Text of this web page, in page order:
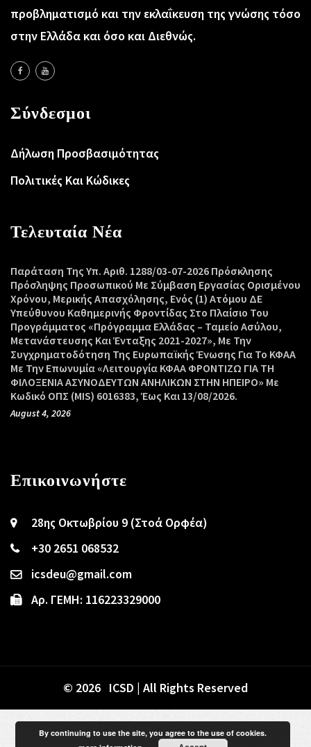
προβληματισμό και την εκλαΐκευση της γνώσης τόσο
στην Ελλάδα και όσο και Διεθνώς.
Σύνδεσμοι
Δήλωση Προσβασιμότητας
Πολιτικές Και Κώδικες
Τελευταία Νέα
Παράταση Της Υπ. Αριθ. 1288/03-07-2026 Πρόσκλησης
Πρόσληψης Προσωπικού Με Σύμβαση Εργασίας Ορισμένου
Χρόνου, Μερικής Απασχόλησης, Ενός (1) Ατόμου ΔΕ
Υπεύθυνου Καθημερινής Φροντίδας Στο Πλαίσιο Του
Προγράμματος «Πρόγραμμα Ελλάδας – Ταμείο Ασύλου,
Μετανάστευσης Και Ένταξης 2021-2027», Με Την
Συγχρηματοδότηση Της Ευρωπαϊκής Ένωσης Για Το ΚΦΑΑ
Με Την Επωνυμία «Λειτουργία ΚΦΑΑ ΦΡΟΝΤΙΖΩ ΓΙΑ ΤΗ
ΦΙΛΟΞΕΝΙΑ ΑΣΥΝΟΔΕΥΤΩΝ ΑΝΗΛΙΚΩΝ ΣΤΗΝ ΗΠΕΙΡΟ» Με
Κωδικό ΟΠΣ (MIS) 6016383, Έως Και 13/08/2026.
August 4, 2026
Επικοινωνήστε
28ης Οκτωβρίου 9 (Στοά Ορφέα)
+30 2651 068532
icsdeu@gmail.com
Αρ. ΓΕΜΗ: 116223329000
© 2026 ICSD | All Rights Reserved
By continuing to use the site, you agree to the use of cookies.